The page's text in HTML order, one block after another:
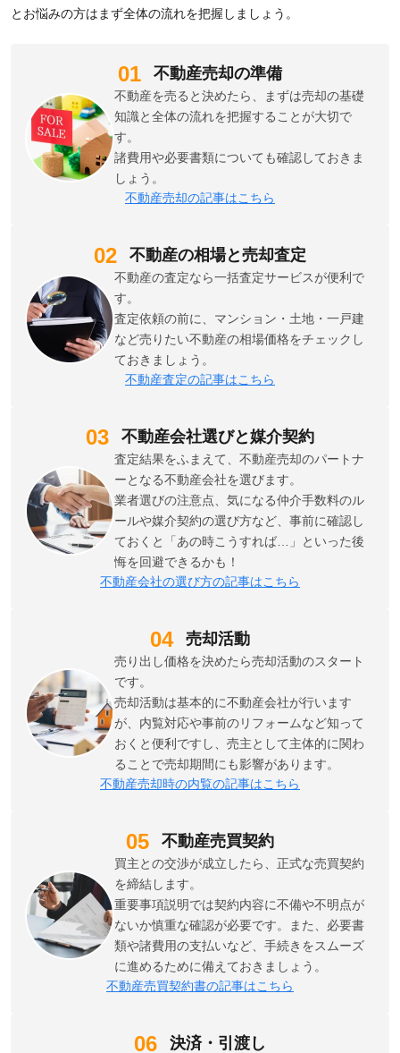
とお悩みの方はまず全体の流れを把握しましょう。
不動産売却の準備
不動産を売ると決めたら、まずは売却の基礎
知識と全体の流れを把握することが大切で
す。
諸費用や必要書類についても確認しておきま
しょう。
不動産売却の記事はこちら
不動産の相場と売却査定
不動産の査定なら一括査定サービスが便利で
す。
査定依頼の前に、マンション・土地・一戸建
など売りたい不動産の相場価格をチェックし
ておきましょう。
不動産査定の記事はこちら
不動産会社選びと媒介契約
査定結果をふまえて、不動産売却のパートナ
ーとなる不動産会社を選びます。
業者選びの注意点、気になる仲介手数料のル
ールや媒介契約の選び方など、事前に確認し
ておくと「あの時こうすれば…」といった後
悔を回避できるかも！
不動産会社の選び方の記事はこちら
売却活動
売り出し価格を決めたら売却活動のスタート
です。
売却活動は基本的に不動産会社が行います
が、内覧対応や事前のリフォームなど知って
おくと便利ですし、売主として主体的に関わ
ることで売却期間にも影響があります。
不動産売却時の内覧の記事はこちら
不動産売買契約
買主との交渉が成立したら、正式な売買契約
を締結します。
重要事項説明では契約内容に不備や不明点が
ないか慎重な確認が必要です。また、必要書
類や諸費用の支払いなど、手続きをスムーズ
に進めるために備えておきましょう。
不動産売買契約書の記事はこちら
決済・引渡し